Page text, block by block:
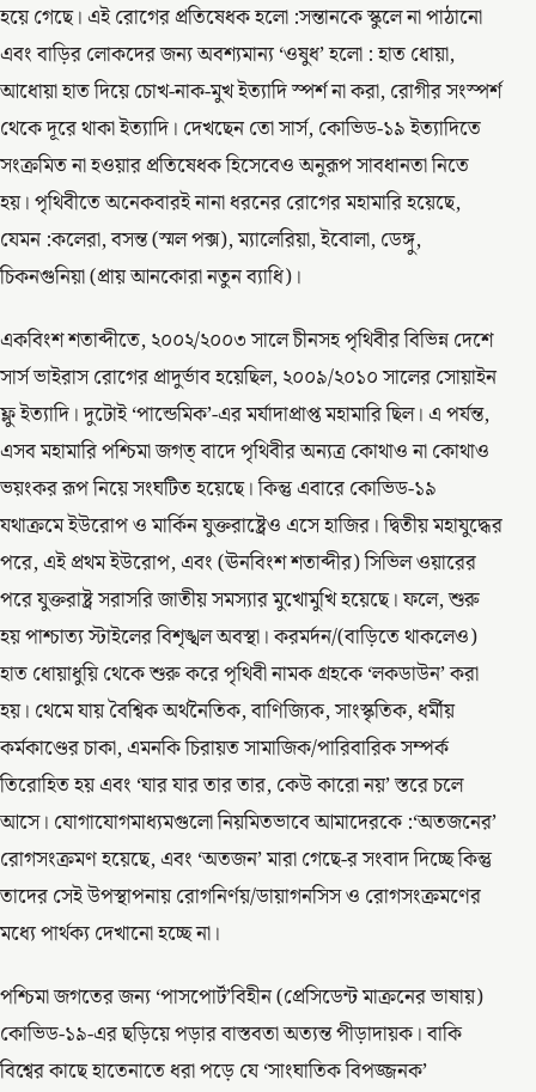
হয়ে গেছে। এই রোগের প্রতিষেধক হলো :সন্তানকে স্কুলে না পাঠানো
এবং বাড়ির লোকদের জন্য অবশ্যমান্য ‘ওষুধ’ হলো : হাত ধোয়া,
আধোয়া হাত দিয়ে চোখ-নাক-মুখ ইত্যাদি স্পর্শ না করা, রোগীর সংস্পর্শ
থেকে দূরে থাকা ইত্যাদি। দেখছেন তো সার্স, কোভিড-১৯ ইত্যাদিতে
সংক্রমিত না হওয়ার প্রতিষেধক হিসেবেও অনুরূপ সাবধানতা নিতে
হয়। পৃথিবীতে অনেকবারই নানা ধরনের রোগের মহামারি হয়েছে,
যেমন :কলেরা, বসন্ত (স্মল পক্স), ম্যালেরিয়া, ইবোলা, ডেঙ্গু,
চিকনগুনিয়া (প্রায় আনকোরা নতুন ব্যাধি)।
একবিংশ শতাব্দীতে, ২০০২/২০০৩ সালে চীনসহ পৃথিবীর বিভিন্ন দেশে
সার্স ভাইরাস রোগের প্রাদুর্ভাব হয়েছিল, ২০০৯/২০১০ সালের সোয়াইন
ফ্লু ইত্যাদি। দুটোই ‘পান্ডেমিক’-এর মর্যাদাপ্রাপ্ত মহামারি ছিল। এ পর্যন্ত,
এসব মহামারি পশ্চিমা জগত্ বাদে পৃথিবীর অন্যত্র কোথাও না কোথাও
ভয়ংকর রূপ নিয়ে সংঘটিত হয়েছে। কিন্তু এবারে কোভিড-১৯
যথাক্রমে ইউরোপ ও মার্কিন যুক্তরাষ্ট্রেও এসে হাজির। দ্বিতীয় মহাযুদ্ধের
পরে, এই প্রথম ইউরোপ, এবং (ঊনবিংশ শতাব্দীর) সিভিল ওয়ারের
পরে যুক্তরাষ্ট্র সরাসরি জাতীয় সমস্যার মুখোমুখি হয়েছে। ফলে, শুরু
হয় পাশ্চাত্য স্টাইলের বিশৃঙ্খল অবস্থা। করমর্দন/(বাড়িতে থাকলেও)
হাত ধোয়াধুয়ি থেকে শুরু করে পৃথিবী নামক গ্রহকে ‘লকডাউন’ করা
হয়। থেমে যায় বৈশ্বিক অর্থনৈতিক, বাণিজ্যিক, সাংস্কৃতিক, ধর্মীয়
কর্মকাণ্ডের চাকা, এমনকি চিরায়ত সামাজিক/পারিবারিক সম্পর্ক
তিরোহিত হয় এবং ‘যার যার তার তার, কেউ কারো নয়’ স্তরে চলে
আসে। যোগাযোগমাধ্যমগুলো নিয়মিতভাবে আমাদেরকে :‘অতজনের’
রোগসংক্রমণ হয়েছে, এবং ‘অতজন’ মারা গেছে-র সংবাদ দিচ্ছে কিন্তু
তাদের সেই উপস্থাপনায় রোগনির্ণয়/ডায়াগনসিস ও রোগসংক্রমণের
মধ্যে পার্থক্য দেখানো হচ্ছে না।
পশ্চিমা জগতের জন্য ‘পাসপোর্ট’বিহীন (প্রেসিডেন্ট মাক্রনের ভাষায়)
কোভিড-১৯-এর ছড়িয়ে পড়ার বাস্তবতা অত্যন্ত পীড়াদায়ক। বাকি
বিশ্বের কাছে হাতেনাতে ধরা পড়ে যে ‘সাংঘাতিক বিপজ্জনক’